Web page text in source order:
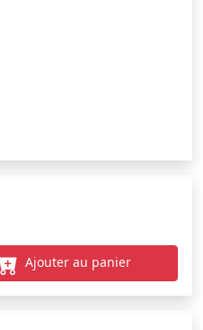
Ajouter au panier